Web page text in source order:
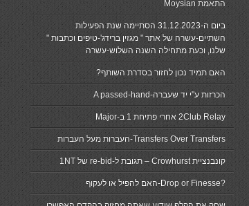
התאמת Moysian
ביום ה-31.12.2023 הסתיימה שנת הפעילות
השתיים-עשרה של אתר " מגזין ברידג'-טיפים וכתבות "
שלנו, וכעת מתחילה השנה השלוש-עשרה
האם תמיד נכון לחזור בסדרת השותף?
הכרזות ע"י יד שעברה-A passed-hand
2Club Relay אחרי פתיחת 1 ב-Major
Transfers Over Transfers-העברות מעל העברות
קונבנציית Crowhurst – תגובת ל-re-bid של 1NT
?Drop or Finesse-האם להפיל או לעקוף